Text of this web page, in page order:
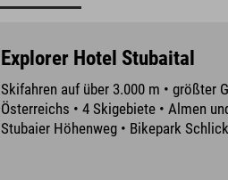
Explorer Hotel Stubaital
Skifahren auf über 3.000 m • größter
Österreichs • 4 Skigebiete • Almen
Stubaier Höhenweg • Bikepark